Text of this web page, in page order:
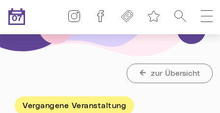
Heute ist der
07
Suche
Freikarten
Linz-Termine auf Facebook
Linz-Termine auf Instagram
zur Übersicht
Vergangene Veranstaltung